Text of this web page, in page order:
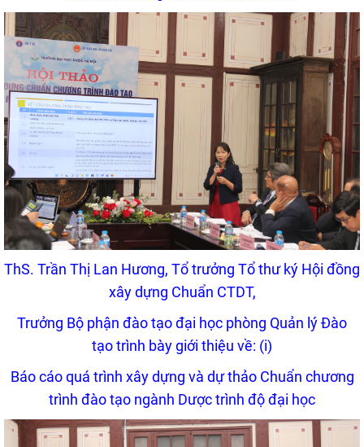
ThS. Trần Thị Lan Hương, Tổ trưởng Tổ thư ký Hội đồng
xây dựng Chuẩn CTDT,
Trưởng Bộ phận đào tạo đại học phòng Quản lý Đào
tạotrình bày giới thiệu về: (i)
Báo cáo quá trình xây dựng và dự thảo Chuẩn chương
trình đào tạo ngành Dược trình độ đại học